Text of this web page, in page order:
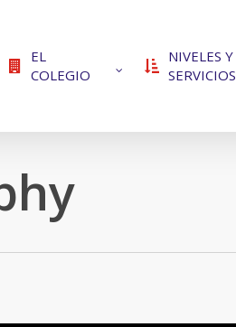
EL
COLEGIO
NIVELES Y
SERVICIOS